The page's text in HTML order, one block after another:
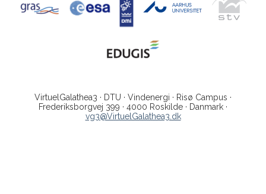
VirtuelGalathea3 · DTU · Vindenergi · Risø Campus ·
Frederiksborgvej 399 · 4000 Roskilde · Danmark ·
vg3@VirtuelGalathea3.dk